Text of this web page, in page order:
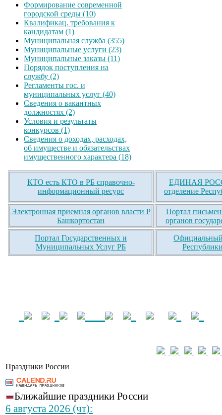
Формирование современной
городской среды (10)
Квалификац. требования к
кандидатам (1)
Муниципальная служба (355)
Муниципальные услуги (23)
Муниципальные заказы (11)
Порядок поступления на
службу (2)
Регламенты гос. и
муниципальных услуг (40)
Сведения о вакантных
должностях (2)
Условия и результаты
конкурсов (1)
Сведения о доходах, расходах,
об имуществе и обязательствах
имущественного характера (18)
КТО есть КТО в РБ справочно-
информационный ресурс
ЕДИНАЯ
отделение
Электронная приемная органов власти Р
Башкортостан
Портал
органов
Портал Государственных и
Муниципальных Услуг РБ
Официальный
Праздники России
Ближайшие праздники России
6 августа 2026 (чт):